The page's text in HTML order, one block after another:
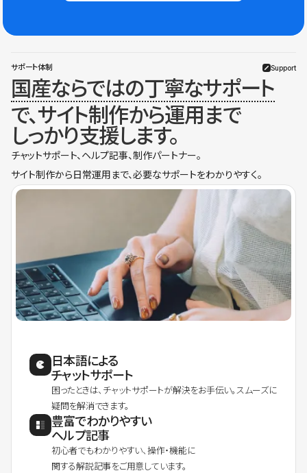
サポート体制 Support
国産ならではの丁寧なサポート
で、サイト制作から運用まで
しっかり支援します。
チャットサポート、ヘルプ記事、制作パートナー。
サイト制作から日常運用まで、必要なサポートをわかりやすく。
日本語による
チャットサポート
困ったときは、チャットサポートが解決をお手伝い。スムーズに
疑問を解消できます。
豊富でわかりやすい
ヘルプ記事
初心者でもわかりやすい、操作・機能に
関する解説記事をご用意しています。